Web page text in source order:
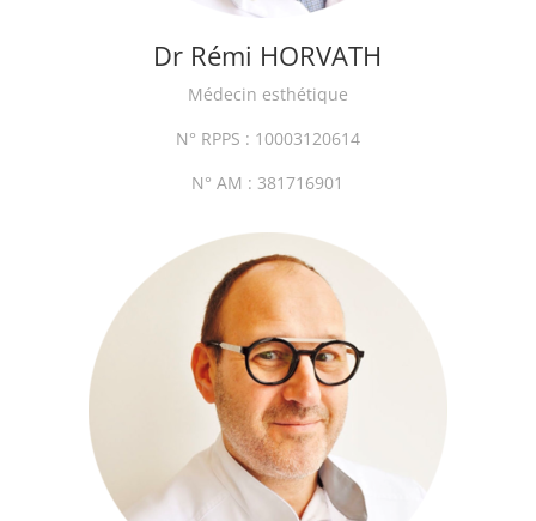
Dr Rémi HORVATH
Médecin esthétique
N° RPPS : 10003120614
N° AM : 381716901